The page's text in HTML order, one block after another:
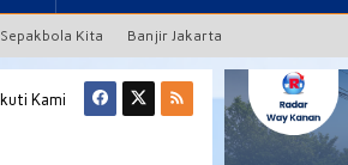
Sepakbola Kita Banjir Jakarta
Ikuti Kami